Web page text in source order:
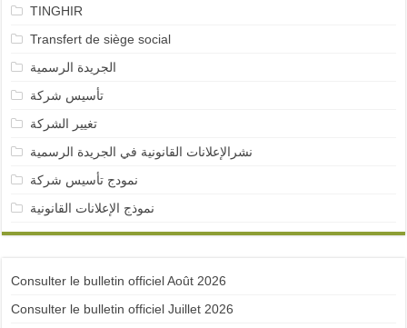
TINGHIR
Transfert de siège social
الجريدة الرسمية
تأسيس شركة
تغيير الشركة
نشرالإعلانات القانونية في الجريدة الرسمية
نمودج تأسيس شركة
نموذج الإعلانات القانونية
Consulter le bulletin officiel Août 2026
Consulter le bulletin officiel Juillet 2026